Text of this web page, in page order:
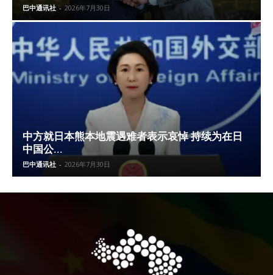
巴中通讯社 - 2026年7月30日
中方就日本熊本地震遇难者表示哀悼 持续为在日
中国公...
巴中通讯社 - 2026年7月30日